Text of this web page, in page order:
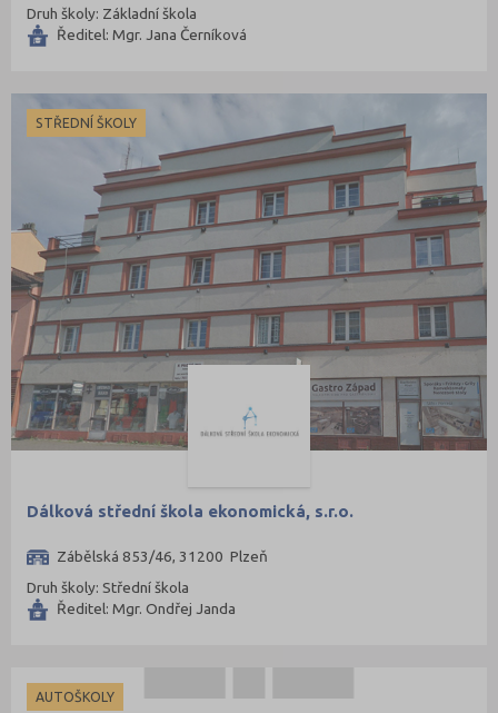
Druh školy: Základní škola
Ředitel: Mgr. Jana Černíková
STŘEDNÍ ŠKOLY
Dálková střední škola ekonomická, s.r.o.
Zábělská 853/46, 31200 Plzeň
Druh školy: Střední škola
Ředitel: Mgr. Ondřej Janda
AUTOŠKOLY